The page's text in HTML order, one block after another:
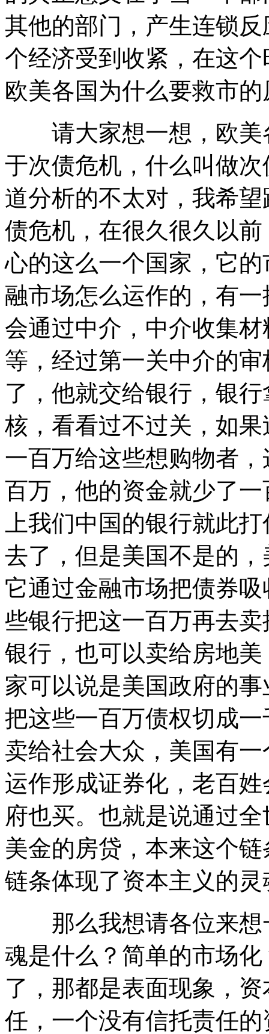
其他的部门，产生连锁
个经济受到收紧，在这
欧美各国为什么要救市的
请大家想一想，欧美
于次债危机，什么叫做
道分析的不太对，我希
债危机，在很久很久以
心的这么一个国家，它
融市场怎么运作的，有
会通过中介，中介收集
等，经过第一关中介的
了，他就交给银行，银
核，看看过不过关，如
一百万给这些想购物者
百万，他的资金就少了
上我们中国的银行就此
去了，但是美国不是的
它通过金融市场把债券
些银行把这一百万再去
银行，也可以卖给房地
家可以说是美国政府的
把这些一百万债权切成
卖给社会大众，美国有
运作形成证券化，老百
府也买。也就是说通过
美金的房贷，本来这个
链条体现了资本主义的灵
那么我想请各位来想
魂是什么？简单的市场
了，那都是表面现象，
任，一个没有信托责任